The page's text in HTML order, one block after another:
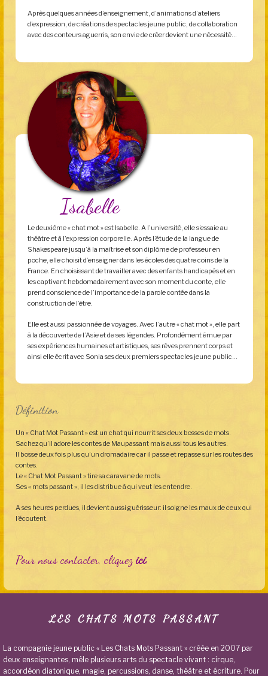
Après quelques années d’enseignement, d’animations d’ateliers
d’expression, de créations de spectacles jeune public, de collaboration
avec des conteurs aguerris, son envie de créer devient une nécessité…
Isabelle
Le deuxième « chat mot » est Isabelle. A l’université, elle s’essaie au
théâtre et à l’expression corporelle. Après l’étude de la langue de
Shakespeare jusqu’à la maîtrise et son diplôme de professeur en
poche, elle choisit d’enseigner dans les écoles des quatre coins de la
France. En choisissant de travailler avec des enfants handicapés et en
les captivant hebdomadairement avec son moment du conte, elle
prend conscience de l’importance de la parole contée dans la
construction de l’être.
Elle est aussi passionnée de voyages. Avec l’autre « chat mot », elle part
à la découverte de l’Asie et de ses légendes. Profondément émue par
ses expériences humaines et artistiques, ses rêves prennent corps et
ainsi elle écrit avec Sonia ses deux premiers spectacles jeune public…
Définition
Un « Chat Mot Passant » est un chat qui nourrit ses deux bosses de mots.
Sachez qu’il adore les contes de Maupassant mais aussi tous les autres.
Il bosse deux fois plus qu’un dromadaire car il passe et repasse sur les routes des
contes.
Le « Chat Mot Passant » tire sa caravane de mots.
Ses « mots passant », il les distribue à qui veut les entendre.
A ses heures perdues, il devient aussi guérisseur: il soigne les maux de ceux qui
l’écoutent.
Pour nous contacter, cliquezici.
LES CHATS MOTS PASSANT
La compagnie jeune public « Les Chats Mots Passant » créée en 2007 par
deux enseignantes, mêle plusieurs arts du spectacle vivant : cirque,
accordéon diatonique, magie, percussions, danse, théâtre et écriture. Pour